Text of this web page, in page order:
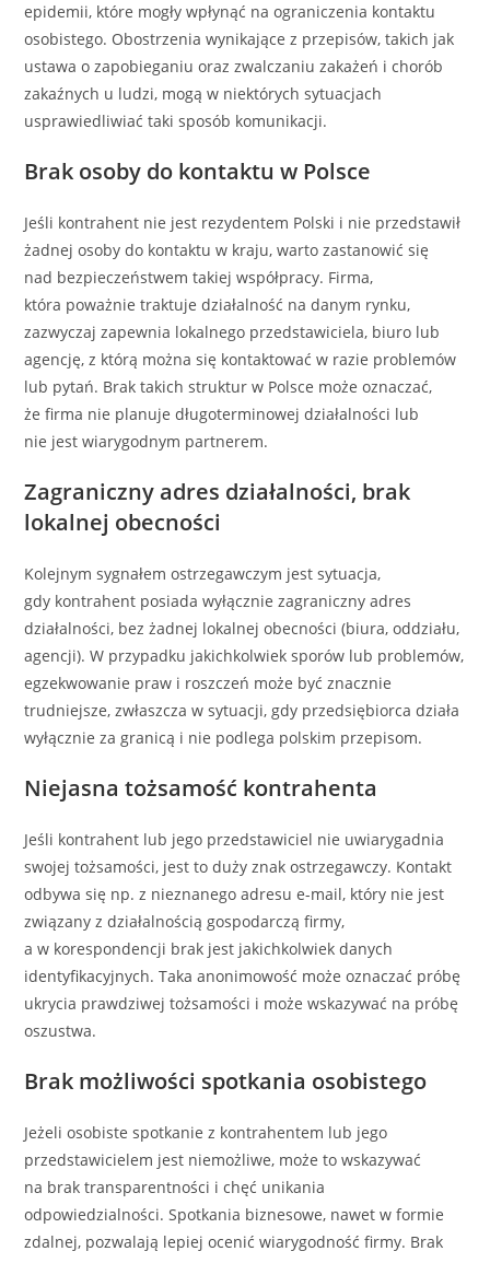
epidemii, które mogły wpłynąć na ograniczenia kontaktu
osobistego. Obostrzenia wynikające z przepisów, takich jak
ustawa o zapobieganiu oraz zwalczaniu zakażeń i chorób
zakaźnych u ludzi, mogą w niektórych sytuacjach
usprawiedliwiać taki sposób komunikacji.
Brak osoby do kontaktu w Polsce
Jeśli kontrahent nie jest rezydentem Polski i nie przedstawił
żadnej osoby do kontaktu w kraju, warto zastanowić się
nad bezpieczeństwem takiej współpracy. Firma,
która poważnie traktuje działalność na danym rynku,
zazwyczaj zapewnia lokalnego przedstawiciela, biuro lub
agencję, z którą można się kontaktować w razie problemów
lub pytań. Brak takich struktur w Polsce może oznaczać,
że firma nie planuje długoterminowej działalności lub
nie jest wiarygodnym partnerem.
Zagraniczny adres działalności, brak
lokalnej obecności
Kolejnym sygnałem ostrzegawczym jest sytuacja,
gdy kontrahent posiada wyłącznie zagraniczny adres
działalności, bez żadnej lokalnej obecności (biura, oddziału,
agencji). W przypadku jakichkolwiek sporów lub problemów,
egzekwowanie praw i roszczeń może być znacznie
trudniejsze, zwłaszcza w sytuacji, gdy przedsiębiorca działa
wyłącznie za granicą i nie podlega polskim przepisom.
Niejasna tożsamość kontrahenta
Jeśli kontrahent lub jego przedstawiciel nie uwiarygadnia
swojej tożsamości, jest to duży znak ostrzegawczy. Kontakt
odbywa się np. z nieznanego adresu e-mail, który nie jest
związany z działalnością gospodarczą firmy,
a w korespondencji brak jest jakichkolwiek danych
identyfikacyjnych. Taka anonimowość może oznaczać próbę
ukrycia prawdziwej tożsamości i może wskazywać na próbę
oszustwa.
Brak możliwości spotkania osobistego
Jeżeli osobiste spotkanie z kontrahentem lub jego
przedstawicielem jest niemożliwe, może to wskazywać
na brak transparentności i chęć unikania
odpowiedzialności. Spotkania biznesowe, nawet w formie
zdalnej, pozwalają lepiej ocenić wiarygodność firmy. Brak